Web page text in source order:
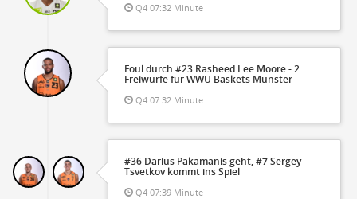
Q4 07:32 Minute
Foul durch #23 Rasheed Lee Moore - 2
Freiwürfe für WWU Baskets Münster
Q4 07:32 Minute
#36 Darius Pakamanis geht, #7 Sergey
Tsvetkov kommt ins Spiel
Q4 07:39 Minute